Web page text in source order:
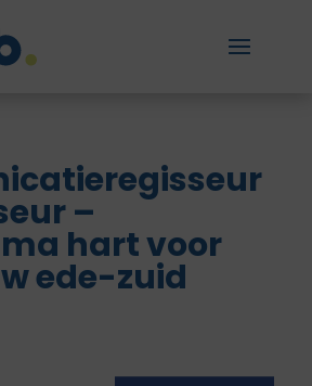
–
hart voor
ede-zuid